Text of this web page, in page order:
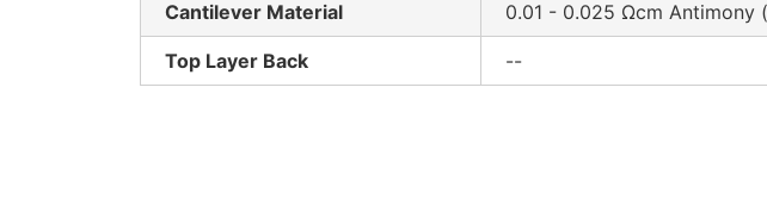
Cantilever Material 0.01 - 0.025 Ωcm Antimony
Top Layer Back --